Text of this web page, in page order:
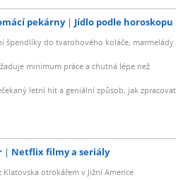
pekárny Jídlo podle horoskopu
špendlíky do tvarohového koláče, marmelády
minimum práce a chutná lépe než
letní hit a geniální způsob, jak zpracovat
Netflix filmy a seriály
otrokářem v Jižní Americe